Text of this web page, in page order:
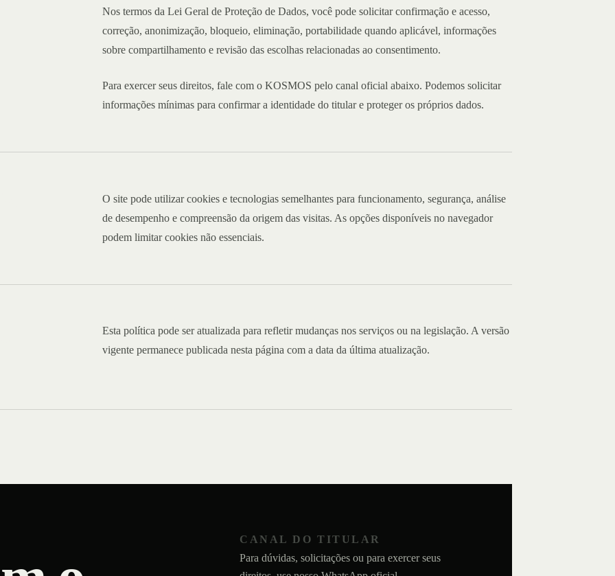
Nos termos da Lei Geral de Proteção de Dados, você pode solicitar confirmação e acesso,
correção, anonimização, bloqueio, eliminação, portabilidade quando aplicável, informações
sobre compartilhamento e revisão das escolhas relacionadas ao consentimento.
Para exercer seus direitos, fale com o KOSMOS pelo canal oficial abaixo. Podemos solicitar
informações mínimas para confirmar a identidade do titular e proteger os próprios dados.
O site pode utilizar cookies e tecnologias semelhantes para funcionamento, segurança, análise
de desempenho e compreensão da origem das visitas. As opções disponíveis no navegador
podem limitar cookies não essenciais.
Esta política pode ser atualizada para refletir mudanças nos serviços ou na legislação. A versão
vigente permanece publicada nesta página com a data da última atualização.
CANAL DO TITULAR
Para dúvidas, solicitações ou para exercer seus